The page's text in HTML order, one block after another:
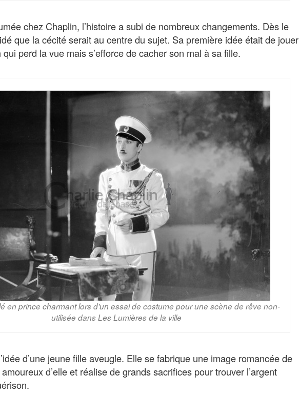
chez Chaplin, l’histoire a subi de nombreux changements. Dès le
que la cécité serait au centre du sujet. Sa première idée était de jouer
perd la vue mais s’efforce de cacher son mal à sa fille.
en prince charmant lors d'un essai de costume pour une scène de rêve non-
utilisée dans Les Lumières de la ville
d’une jeune fille aveugle. Elle se fabrique une image romancée de
d’elle et réalise de grands sacrifices pour trouver l’argent